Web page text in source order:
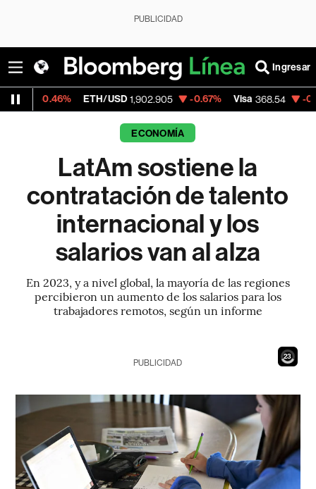
PUBLICIDAD
Ingresar
ETH/USD 1,902.905 -0.67% Visa 368.54 -0.28%
ECONOMÍA
LatAm sostiene la
contratación de talento
internacional y los
salarios van al alza
En 2023, y a nivel global, la mayoría de las regiones
percibieron un aumento de los salarios para los
trabajadores remotos, según un informe
21
PUBLICIDAD